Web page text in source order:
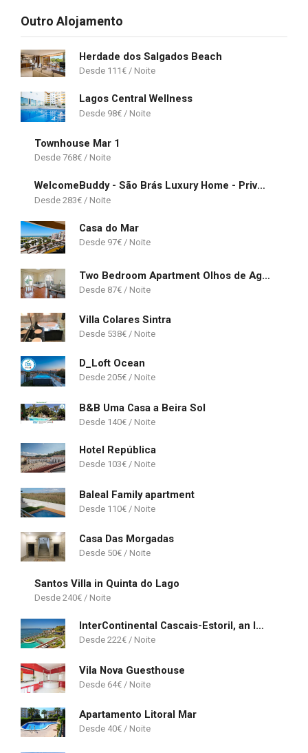
Outro Alojamento
Herdade dos Salgados Beach
111€
Lagos Central Wellness
98€
Townhouse Mar 1
768€
WelcomeBuddy - São Brás Luxury Home - Private Jacuzzi & Garden
283€
Casa do Mar
97€
Two Bedroom Apartment Olhos de Agua
87€
Villa Colares Sintra
538€
D_Loft Ocean
205€
B&B Uma Casa a Beira Sol
140€
Hotel República
103€
Baleal Family apartment
110€
Casa Das Morgadas
50€
Santos Villa in Quinta do Lago
240€
InterContinental Cascais-Estoril, an IHG Hotel
222€
Vila Nova Guesthouse
64€
Apartamento Litoral Mar
40€